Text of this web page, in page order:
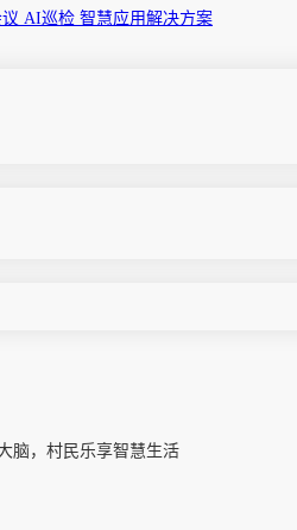
脑，村民乐享智慧生活